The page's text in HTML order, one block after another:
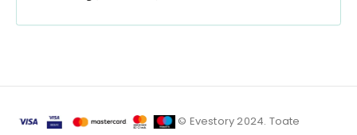
© Evestory 2024. Toate